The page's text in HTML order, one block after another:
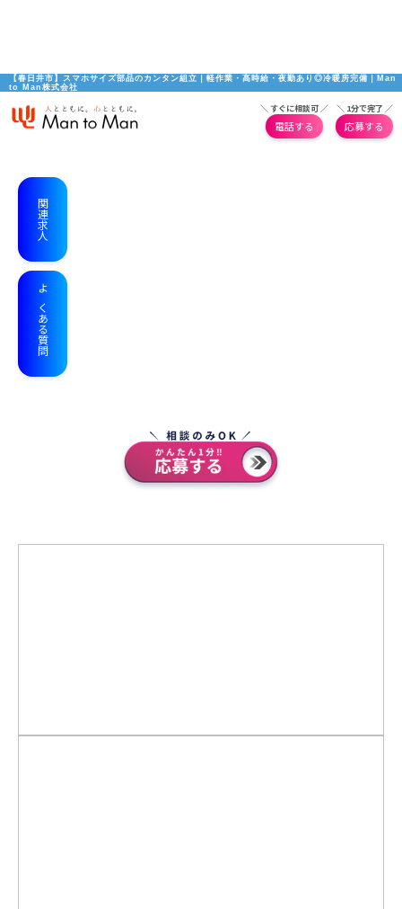
【春日井市】スマホサイズ部品のカンタン組立｜軽作業・高時給・夜勤あり◎冷暖房完備｜Man
to Man株式会社
＼ すぐに相談可 ／
電話する
＼ 1分で完了 ／
応募する
関連求人
よくある質問